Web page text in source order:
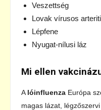
Veszettség
Lovak vírusos
Lépfene
Nyugat-nílusi láz
Mi ellen
A lóinfluenza Európa
magas lázat,